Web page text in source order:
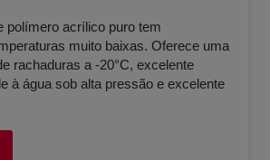
polímero acrílico puro tem
muito baixas. Oferece uma
rachaduras a -20°C, excelente
à água sob alta pressão e excelente